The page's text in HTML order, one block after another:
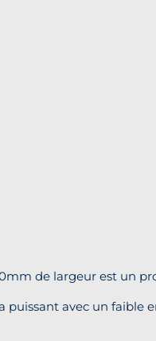
de largeur est un
puissant avec un faible